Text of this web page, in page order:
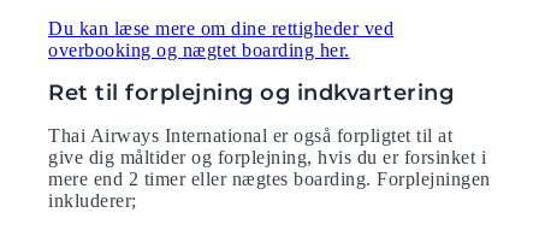
Du kan læse mere om dine rettigheder ved
overbooking og nægtet boarding her.
Ret til forplejning og indkvartering
Thai Airways International er også forpligtet til at
give dig måltider og forplejning, hvis du er forsinket i
mere end 2 timer eller nægtes boarding. Forplejningen
inkluderer;